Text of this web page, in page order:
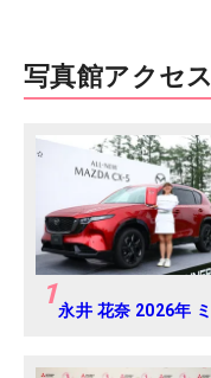
写真館アクセ
1永井 花奈 2026年 ミ